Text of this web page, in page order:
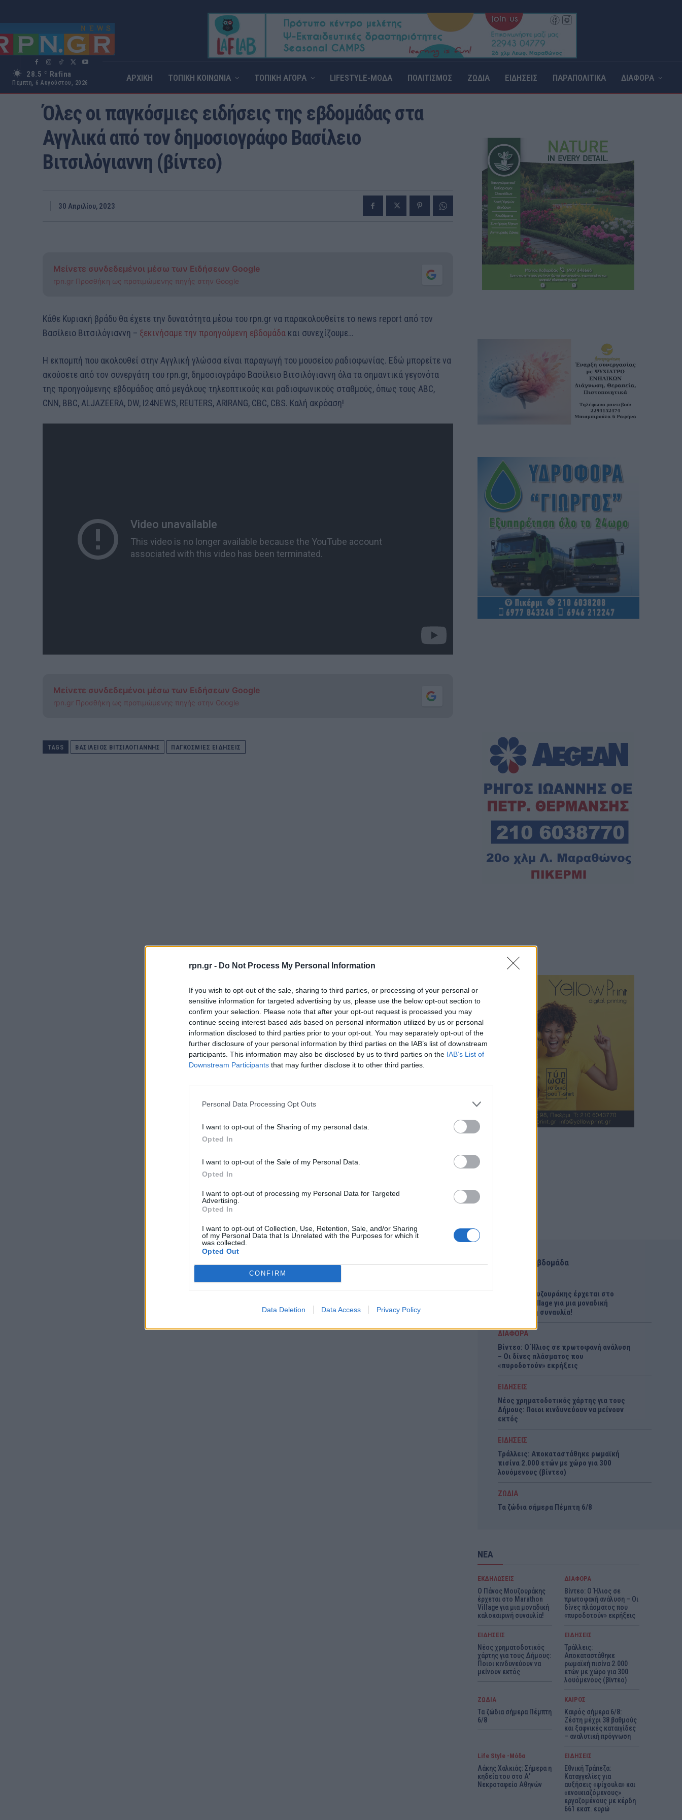
rpn.gr - Do Not Process My Personal Information
If you wish to opt-out of the sale, sharing to third parties, or processing of your personal or
sensitive information for targeted advertising by us, please use the below opt-out section to
confirm your selection. Please note that after your opt-out request is processed you may
continue seeing interest-based ads based on personal information utilized by us or personal
information disclosed to third parties prior to your opt-out. You may separately opt-out of the
further disclosure of your personal information by third parties on the IAB’s list of downstream
participants. This information may also be disclosed by us to third parties on the IAB’s List of
Downstream Participants that may further disclose it to other third parties.
Personal Data Processing Opt Outs
I want to opt-out of the Sharing of my personal data.
Opted In
I want to opt-out of the Sale of my Personal Data.
Opted In
I want to opt-out of processing my Personal Data for Targeted
Advertising.
Opted In
I want to opt-out of Collection, Use, Retention, Sale, and/or Sharing
of my Personal Data that Is Unrelated with the Purposes for which it
was collected.
Opted Out
CONFIRM
Data Deletion Data Access Privacy Policy
28.5 C Rafina
Πέμπτη, 6 Αυγούστου, 2026 ΑΡΧΙΚΗ ΤΟΠΙΚΗ ΚΟΙΝΩΝΙΑ ΤΟΠΙΚΗ ΑΓΟΡΑ LIFESTYLE-ΜΟΔΑ ΠΟΛΙΤΙΣΜΟΣ ΖΩΔΙΑ ΕΙΔΗΣΕΙΣ ΠΑΡΑΠΟΛΙΤΙΚΑ
ΔΙΑΦΟΡΑ
ΕΙΔΗΣΕΙΣ
Όλες οι παγκόσμιες ειδήσεις της εβδομάδας στα
Αγγλικά από τον δημοσιογράφο Βασίλειο
Βιτσιλόγιαννη (βίντεο)
30 Απριλίου, 2023
Μείνετε συνδεδεμένοι μέσω των Ειδήσεων Google
rpn.gr Προσθήκη ως προτιμώμενης πηγής στην Google
Κάθε Κυριακή βράδυ θα έχετε την δυνατότητα μέσω του rpn.gr να παρακολουθείτε το news report από τον
Βασίλειο Βιτσιλόγιαννη – ξεκινήσαμε την προηγούμενη εβδομάδα και συνεχίζουμε…
Η εκπομπή που ακολουθεί στην Αγγλική γλώσσα είναι παραγωγή του μουσείου ραδιοφωνίας. Εδώ μπορείτε να
ακούσετε από τον συνεργάτη του rpn.gr, δημοσιογράφο Βασίλειο Βιτσιλόγιαννη όλα τα σημαντικά γεγονότα
της προηγούμενης εβδομάδος από μεγάλους τηλεοπτικούς και ραδιοφωνικούς σταθμούς, όπως τους ABC,
CNN, BBC, ALJAZEERA, DW, I24NEWS, REUTERS, ARIRANG, CBC, CBS. Καλή ακρόαση!
Μείνετε συνδεδεμένοι μέσω των Ειδήσεων Google
rpn.gr Προσθήκη ως προτιμώμενης πηγής στην Google
TAGS ΒΑΣΊΛΕΙΟΣ ΒΙΤΣΙΛΌΓΙΑΝΝΗΣ ΠΑΓΚΟΣΜΙΕΣ ΕΙΔΗΣΕΙΣ
Αυτή την εβδομάδα
Ο Πάνος Μουζουράκης έρχεται στο
Marathon Village για μια μοναδική
καλοκαιρινή συναυλία!
ΔΙΑΦΟΡΑ
Βίντεο: Ο Ήλιος σε πρωτοφανή ανάλυση
– Οι δίνες πλάσματος που
«πυροδοτούν» εκρήξεις
ΕΙΔΗΣΕΙΣ
Νέος χρηματοδοτικός χάρτης για τους
Δήμους: Ποιοι κινδυνεύουν να μείνουν
εκτός
ΕΙΔΗΣΕΙΣ
Τράλλεις: Αποκαταστάθηκε ρωμαϊκή
πισίνα 2.000 ετών με χώρο για 300
λουόμενους (βίντεο)
ΖΩΔΙΑ
Τα ζώδια σήμερα Πέμπτη 6/8
ΝΕΑ
ΕΚΔΗΛΩΣΕΙΣ
Ο Πάνος Μουζουράκης
έρχεται στο Marathon
Village για μια μοναδική
καλοκαιρινή συναυλία!
ΔΙΑΦΟΡΑ
Βίντεο: Ο Ήλιος σε
πρωτοφανή ανάλυση – Οι
δίνες πλάσματος που
«πυροδοτούν» εκρήξεις
ΕΙΔΗΣΕΙΣ
Νέος χρηματοδοτικός
χάρτης για τους Δήμους:
Ποιοι κινδυνεύουν να
μείνουν εκτός
ΕΙΔΗΣΕΙΣ
Τράλλεις:
Αποκαταστάθηκε
ρωμαϊκή πισίνα 2.000
ετών με χώρο για 300
λουόμενους (βίντεο)
ΖΩΔΙΑ
Τα ζώδια σήμερα Πέμπτη
6/8
ΚΑΙΡΟΣ
Καιρός σήμερα 6/8:
Ζέστη μέχρι 38 βαθμούς
και ξαφνικές καταιγίδες
– αναλυτική πρόγνωση
Life Style -Μόδα
Λάκης Χαλκιάς: Σήμερα η
κηδεία του στο Α’
Νεκροταφείο Αθηνών
ΕΙΔΗΣΕΙΣ
Εθνική Τράπεζα:
Καταγγελίες για
αυξήσεις «ψίχουλα» και
«ενοικιαζόμενους»
εργαζομένους με κέρδη
661 εκατ. ευρώ